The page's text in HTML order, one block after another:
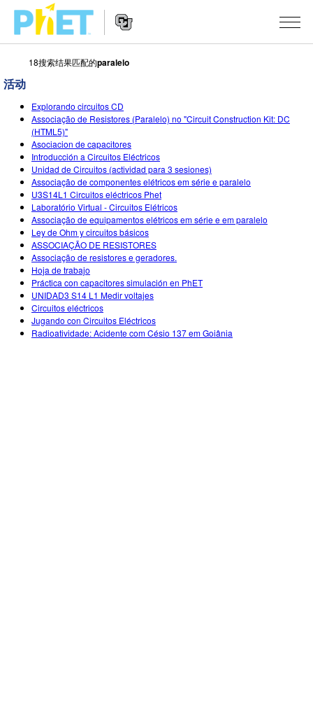
索
PhET
网
站
Navigation
仿真程序
All Sims
物理
数学
化学
地球科学
生物
翻译仿真程序
Customizable Sims
STUDIO
About Studio
Customizable Sims
Start a Free Trial
Purchase a License
TEACHING
浏览
分享你的活动
Activity Contribution Guidelines
Virtual Workshops
Professional Learning with PhET
Teaching with PhET
搜索
INITIATIVES
Inclusive Design
PhET Global
Data Fluency
DEIB in STEM Ed
登录/注册
登录/注册
18搜索结果匹配的paralelo
活动
Explorando circuitos CD
Associação de Resistores (Paralelo) no "Circuit Construction Kit: DC
(HTML5)"
Asociacion de capacitores
Introducción a Circuitos Eléctricos
Unidad de Circuitos (actividad para 3 sesiones)
Associação de componentes elétricos em série e paralelo
U3S14L1 Circuitos eléctricos Phet
Laboratório Virtual - Circuitos Elétricos
Associação de equipamentos elétricos em série e em paralelo
Ley de Ohm y circuitos básicos
ASSOCIAÇÃO DE RESISTORES
Associação de resistores e geradores.
Hoja de trabajo
Práctica con capacitores simulación en PhET
UNIDAD3 S14 L1 Medir voltajes
Circuitos eléctricos
Jugando con Circuitos Eléctricos
Radioatividade: Acidente com Césio 137 em Goiânia